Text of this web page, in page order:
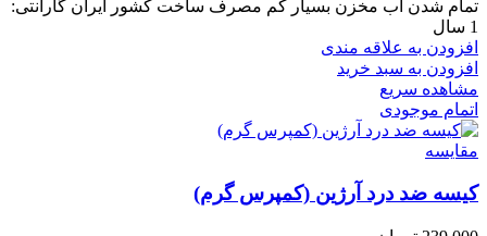
تمام شدن آب مخزن بسیار کم مصرف ساخت کشور ایران گارانتی:
1 سال
افزودن به علاقه مندی
افزودن به سبد خرید
مشاهده سریع
اتمام موجودی
مقایسه
کیسه ضد درد آرژین (کمپرس گرم)